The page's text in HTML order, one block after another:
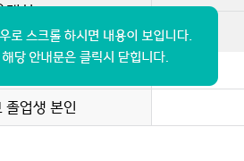
대상
졸업생 본인